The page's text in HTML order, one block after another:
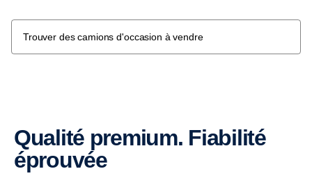
Trouver des camions d'occasion à vendre
Qualité premium. Fiabilité
éprouvée